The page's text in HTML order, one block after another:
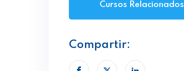
Cursos Relacionados
Compartir: